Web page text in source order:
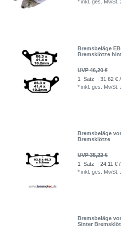
*inkl. ges. MwSt.
Bremsbeläge
Bremsklötze
UVP 46,20 €
1 Satz
| 31,62 €
*inkl. ges. MwSt.
Bremsbeläge
Bremsklötze
UVP 35,22 €
1 Satz
| 24,11 €
*inkl. ges. MwSt.
Bremsbeläge
Sinter